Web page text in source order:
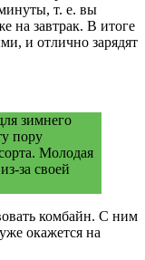
т. е. вы
на завтрак. В итоге
и отлично зарядят
зимнего
пору
Молодая
за своей
комбайн. С ним
окажется на